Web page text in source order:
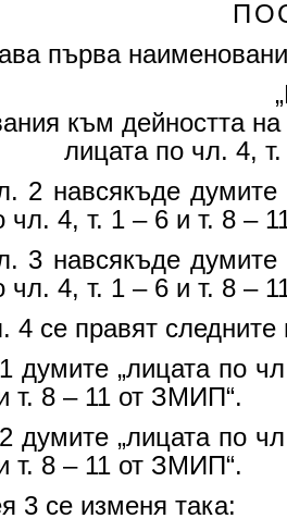
първа
към дейността
лицата по чл. 4,
2 навсякъде
чл. 4, т. 1 – 6 и т. 8 –
3 навсякъде
чл. 4, т. 1 – 6 и т. 8 –
4 се правят следните
думите „лицата по
т. 8 – 11 от ЗМИП“.
думите „лицата по
т. 8 – 11 от ЗМИП“.
3 се изменя така: